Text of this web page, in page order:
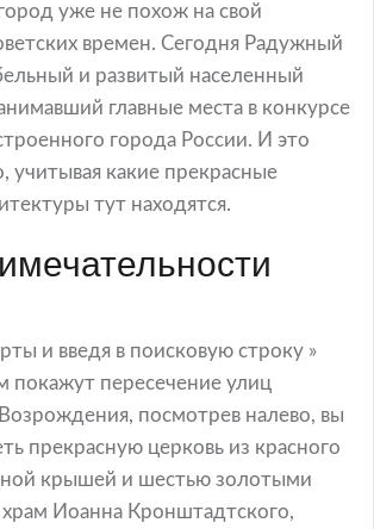
уже не похож на свой
времен. Сегодня Радужный
и развитый населенный
главные места в конкурсе
города России. И это
учитывая какие прекрасные
тут находятся.
и введя в поисковую строку »
покажут пересечение улиц
посмотрев налево, вы
прекрасную церковь из красного
крышей и шестью золотыми
Иоанна Кронштадтского,